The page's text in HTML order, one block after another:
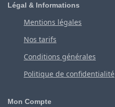
Légal & Informations
Mentions légales
Nos tarifs
Conditions générales
Politique de confidentialité
Mon Compte